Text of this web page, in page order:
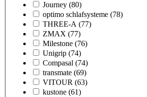
Journey (80)
optimo schlafsysteme (78)
THREE-A (77)
ZMAX (77)
Milestone (76)
Unigrip (74)
Compasal (74)
transmate (69)
VITOUR (63)
kustone (61)